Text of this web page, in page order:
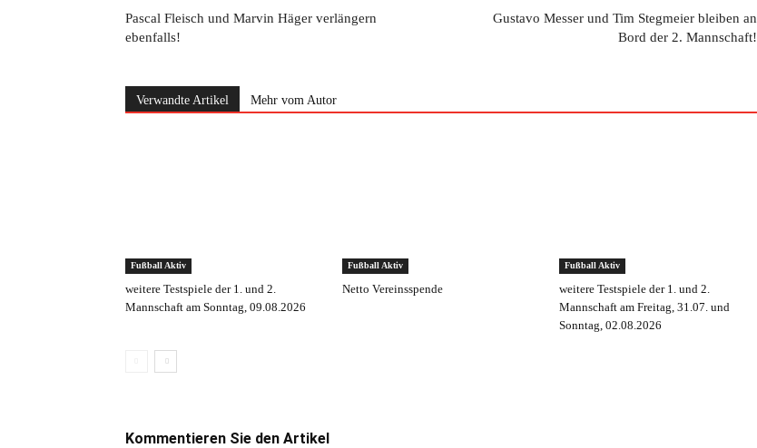
Pascal Fleisch und Marvin Häger verlängern
ebenfalls!
Gustavo Messer und Tim Stegmeier bleiben an
Bord der 2. Mannschaft!
Verwandte Artikel Mehr vom Autor
Fußball Aktiv
weitere Testspiele der 1. und 2.
Mannschaft am Sonntag, 09.08.2026
Fußball Aktiv
Netto Vereinsspende
Fußball Aktiv
weitere Testspiele der 1. und 2.
Mannschaft am Freitag, 31.07. und
Sonntag, 02.08.2026
Kommentieren Sie den Artikel